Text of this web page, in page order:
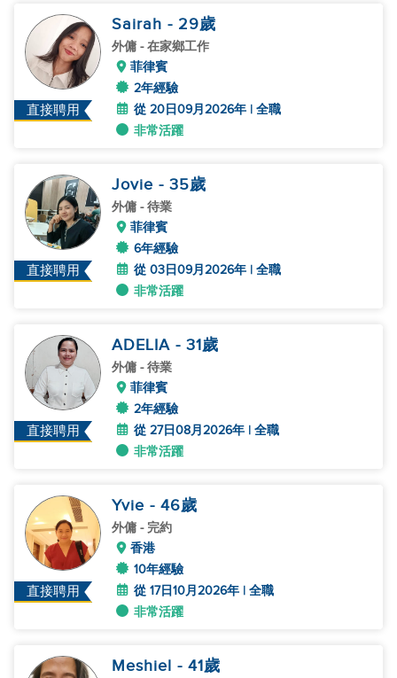
直接聘用
Sairah - 29歲
外傭 - 在家鄉工作
菲律賓
2年經驗
從 20日09月2026年 | 全職
非常活躍
直接聘用
Jovie - 35歲
外傭 - 待業
菲律賓
6年經驗
從 03日09月2026年 | 全職
非常活躍
直接聘用
ADELIA - 31歲
外傭 - 待業
菲律賓
2年經驗
從 27日08月2026年 | 全職
非常活躍
直接聘用
Yvie - 46歲
外傭 - 完約
香港
10年經驗
從 17日10月2026年 | 全職
非常活躍
Meshiel - 41歲